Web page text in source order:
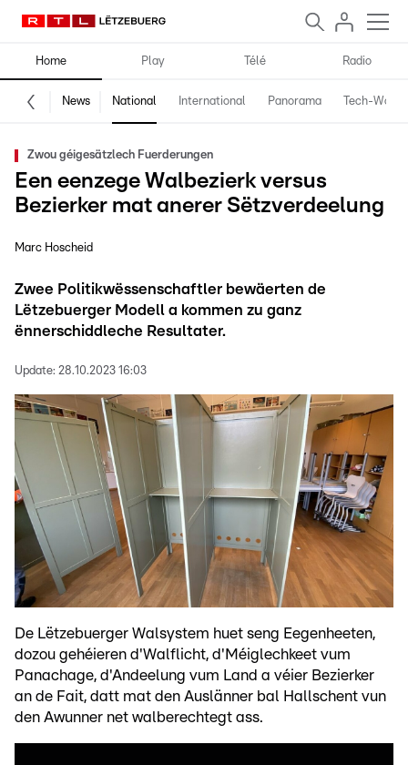
Home Play Télé Radio
News National International Panorama Tech-World
Zwou géigesätzlech Fuerderungen
Een eenzege Walbezierk versus
Bezierker mat anerer Sëtzverdeelung
Marc Hoscheid
Zwee Politikwëssenschaftler bewäerten de
Lëtzebuerger Modell a kommen zu ganz
ënnerschiddleche Resultater.
Update: 28.10.2023 16:03
De Lëtzebuerger Walsystem huet seng Eegenheeten,
dozou gehéieren d'Walflicht, d'Méiglechkeet vum
Panachage, d'Andeelung vum Land a véier Bezierker
an de Fait, datt mat den Auslänner bal Hallschent vun
den Awunner net walberechtegt ass.